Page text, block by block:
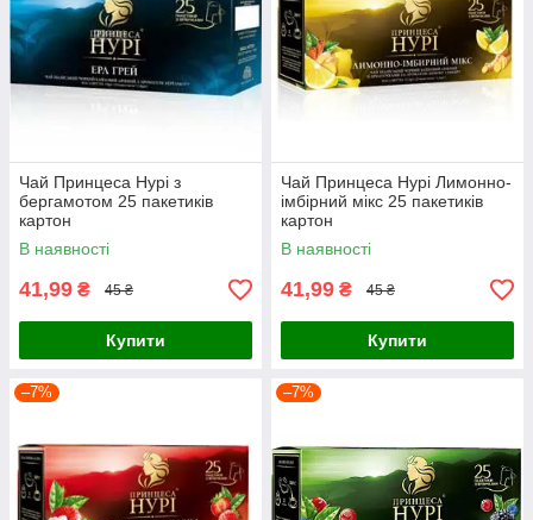
Чай Принцеса Нурі з
бергамотом 25 пакетиків
картон
В наявності
41,99 ₴ 45 ₴
Купити
Чай Принцеса Нурі Лимонно-
імбірний мікс 25 пакетиків
картон
В наявності
41,99 ₴ 45 ₴
Купити
–7% –7%